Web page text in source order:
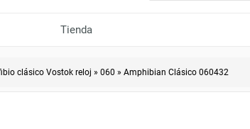
Tienda
clásico Vostok reloj » 060 » Amphibian Clásico 060432